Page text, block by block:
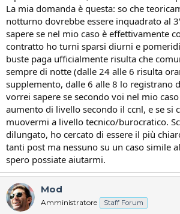
La mia domanda è questa: so che
notturno dovrebbe essere inquadrato al
sapere se nel mio caso è effettivamente
contratto ho turni sparsi diurni e
buste paga ufficialmente risulta che
sempre di notte (dalle 24 alle 6 risulta
supplemento, dalle 6 alle 8 lo registrano
vorrei sapere se secondo voi nel mio
aumento di livello secondo il ccnl, e se si
muovermi a livello tecnico/burocratico.
dilungato, ho cercato di essere il più
tanti post ma nessuno su un caso simile
spero possiate aiutarmi.
Mod
Amministratore Staff Forum